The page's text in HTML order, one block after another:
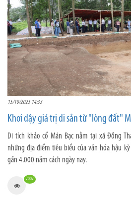
15/10/2025 14:33
Khơi dậy giá trị di sản từ "lòng đất"
Di tích khảo cổ Mán Bạc nằm tại xã Đồng
những địa điểm tiêu biểu của văn hóa hậu
gần 4.000 năm cách ngày nay.
2007